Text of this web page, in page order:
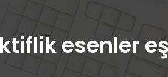
esenler